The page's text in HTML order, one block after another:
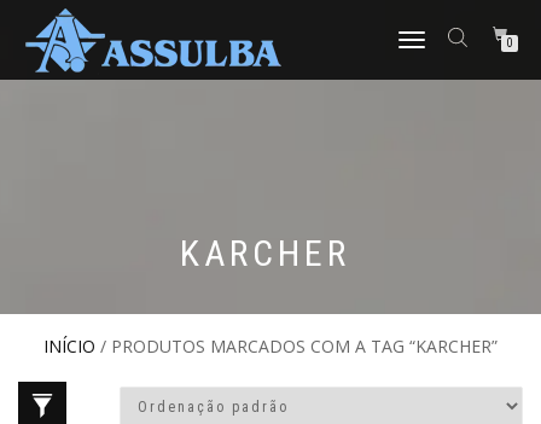
ALTERNAR
0
KARCHER
INÍCIO / PRODUTOS MARCADOS COM A TAG “KARCHER”